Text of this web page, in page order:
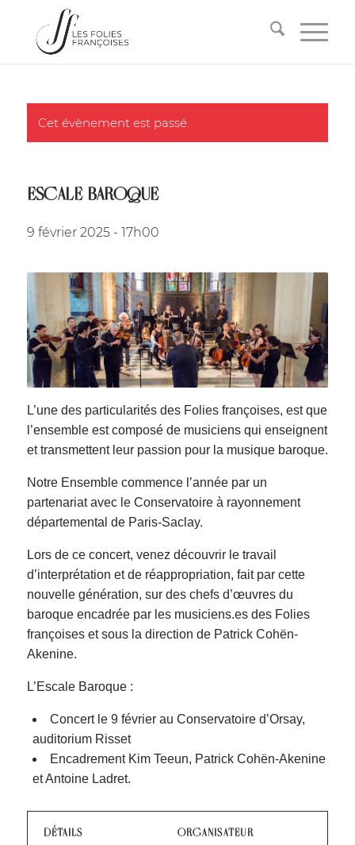
Cet évènement est passé.
ESCALE BAROQUE
9 février 2025 - 17h00
L’une des particularités des Folies françoises, est que
l’ensemble est composé de musiciens qui enseignent
et transmettent leur passion pour la musique baroque.
Notre Ensemble commence l’année par un
partenariat avec le Conservatoire à rayonnement
départemental de Paris-Saclay.
Lors de ce concert, venez découvrir le travail
d’interprétation et de réappropriation, fait par cette
nouvelle génération, sur des chefs d’œuvres du
baroque encadrée par les musiciens.es des Folies
françoises et sous la direction de Patrick Cohën-
Akenine.
L’Escale Baroque :
Concert le 9 février au Conservatoire d’Orsay,
auditorium Risset
Encadrement Kim Teeun, Patrick Cohën-Akenine
et Antoine Ladret.
DÉTAILS ORGANISATEUR